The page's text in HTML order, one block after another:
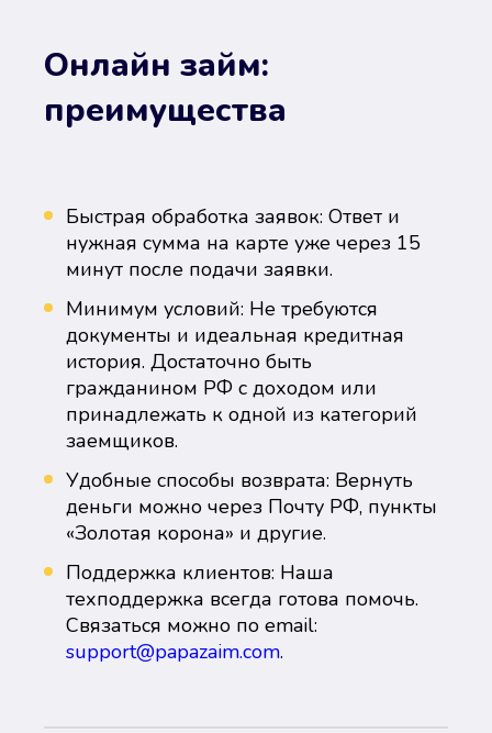
Онлайн займ:
преимущества
Быстрая обработка заявок: Ответ и
нужная сумма на карте уже через 15
минут после подачи заявки.
Минимум условий: Не требуются
документы и идеальная кредитная
история. Достаточно быть
гражданином РФ с доходом или
принадлежать к одной из категорий
заемщиков.
Удобные способы возврата: Вернуть
деньги можно через Почту РФ, пункты
«Золотая корона» и другие.
Поддержка клиентов: Наша
техподдержка всегда готова помочь.
Связаться можно по email:
support@papazaim.com.